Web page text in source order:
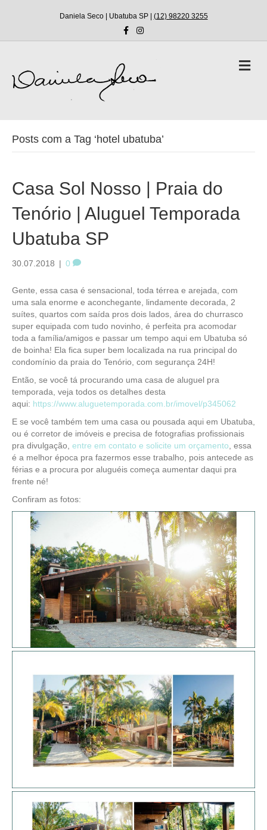
Daniela Seco | Ubatuba SP | (12) 98220 3255
c
o
o
k
s
a
M
e
Posts com a Tag ‘hotel ubatuba’
Casa Sol Nosso | Praia do
Tenório | Aluguel Temporada
Ubatuba SP
30.07.2018 | 0
Gente, essa casa é sensacional, toda térrea e arejada, com
uma sala enorme e aconchegante, lindamente decorada, 2
suítes, quartos com saída pros dois lados, área do churrasco
super equipada com tudo novinho, é perfeita pra acomodar
toda a família/amigos e passar um tempo aqui em Ubatuba só
de boinha! Ela fica super bem localizada na rua principal do
condomínio da praia do Tenório, com segurança 24H!
Então, se você tá procurando uma casa de aluguel pra
temporada, veja todos os detalhes desta
aqui: https://www.aluguetemporada.com.br/imovel/p345062
E se você também tem uma casa ou pousada aqui em Ubatuba,
ou é corretor de imóveis e precisa de fotografias profissionais
pra divulgação, entre em contato e solicite um orçamento , essa
é a melhor época pra fazermos esse trabalho, pois antecede as
férias e a procura por aluguéis começa aumentar daqui pra
frente né!
Confiram as fotos: